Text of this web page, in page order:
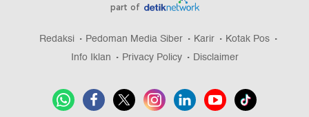
part of
Redaksi Pedoman Media Siber Karir
Kotak Pos
Info Iklan
Privacy Policy Disclaimer